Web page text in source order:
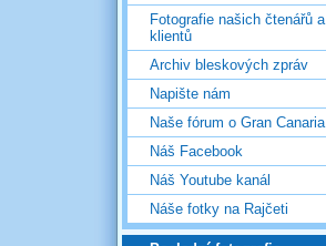
Fotografie našich čtenářů a
klientů
Archiv bleskových zpráv
Napište nám
Naše fórum o Gran Canaria
Náš Facebook
Náš Youtube kanál
Náše fotky na Rajčeti